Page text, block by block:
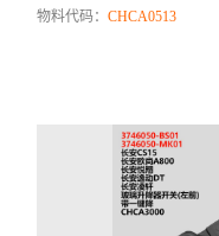
物料代码：CHCA0513